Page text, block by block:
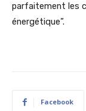
parfaitement les
énergétique”.
Facebook